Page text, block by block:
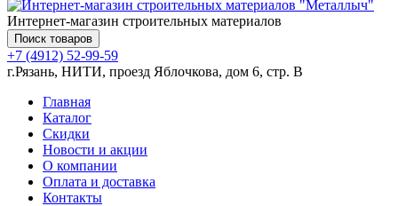
Интернет-магазин строительных материалов
Поиск товаров
+7 (4912) 52-99-59
г.Рязань, НИТИ, проезд Яблочкова, дом 6, стр. В
Главная
Каталог
Скидки
Новости и акции
О компании
Оплата и доставка
Контакты